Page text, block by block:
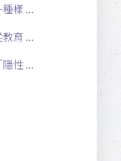
樣 ...
育 ...
性 ...